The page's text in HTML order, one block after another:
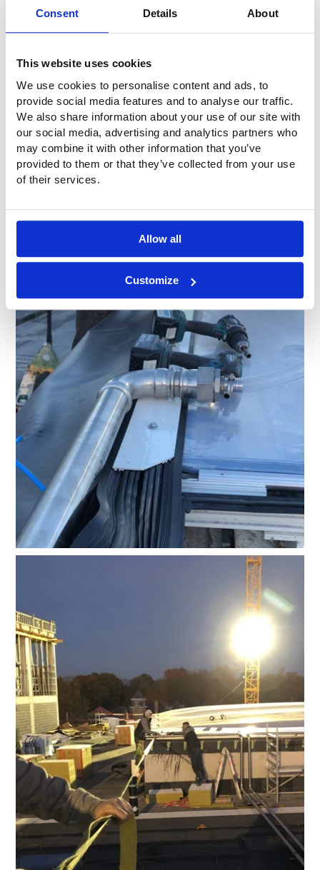
Consent Details About
This website uses cookies
We use cookies to personalise content and ads, to
provide social media features and to analyse our traffic.
We also share information about your use of our site with
our social media, advertising and analytics partners who
may combine it with other information that you’ve
provided to them or that they’ve collected from your use
of their services.
Allow all
Customize